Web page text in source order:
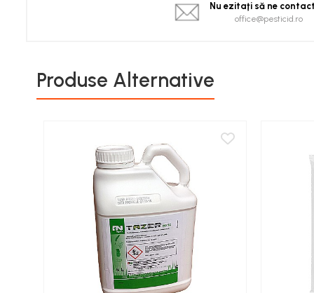
Fasole și mazăre
Semințe gazon
Soia, Mazăre, Fasole
Nu ezitaţi să ne
office@pesticid.ro
Produse Alternative